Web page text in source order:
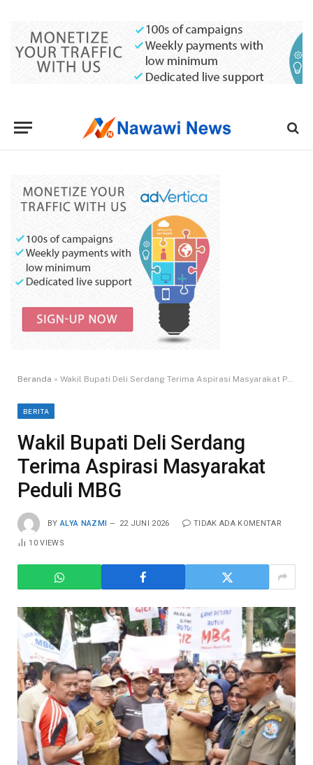
Beranda » Wakil Bupati Deli Serdang Terima Aspirasi Masyarakat Peduli MBG
BERITA
Wakil Bupati Deli Serdang
Terima Aspirasi Masyarakat
Peduli MBG
BY ALYA NAZMI 22 JUNI 2026 TIDAK ADA KOMENTAR
10VIEWS